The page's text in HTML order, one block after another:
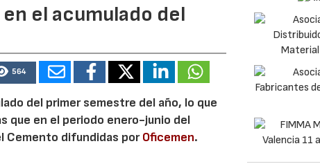
el acumulado del
564
del primer semestre del año, lo que
que en el periodo enero-junio del
Cemento difundidas porOficemen.